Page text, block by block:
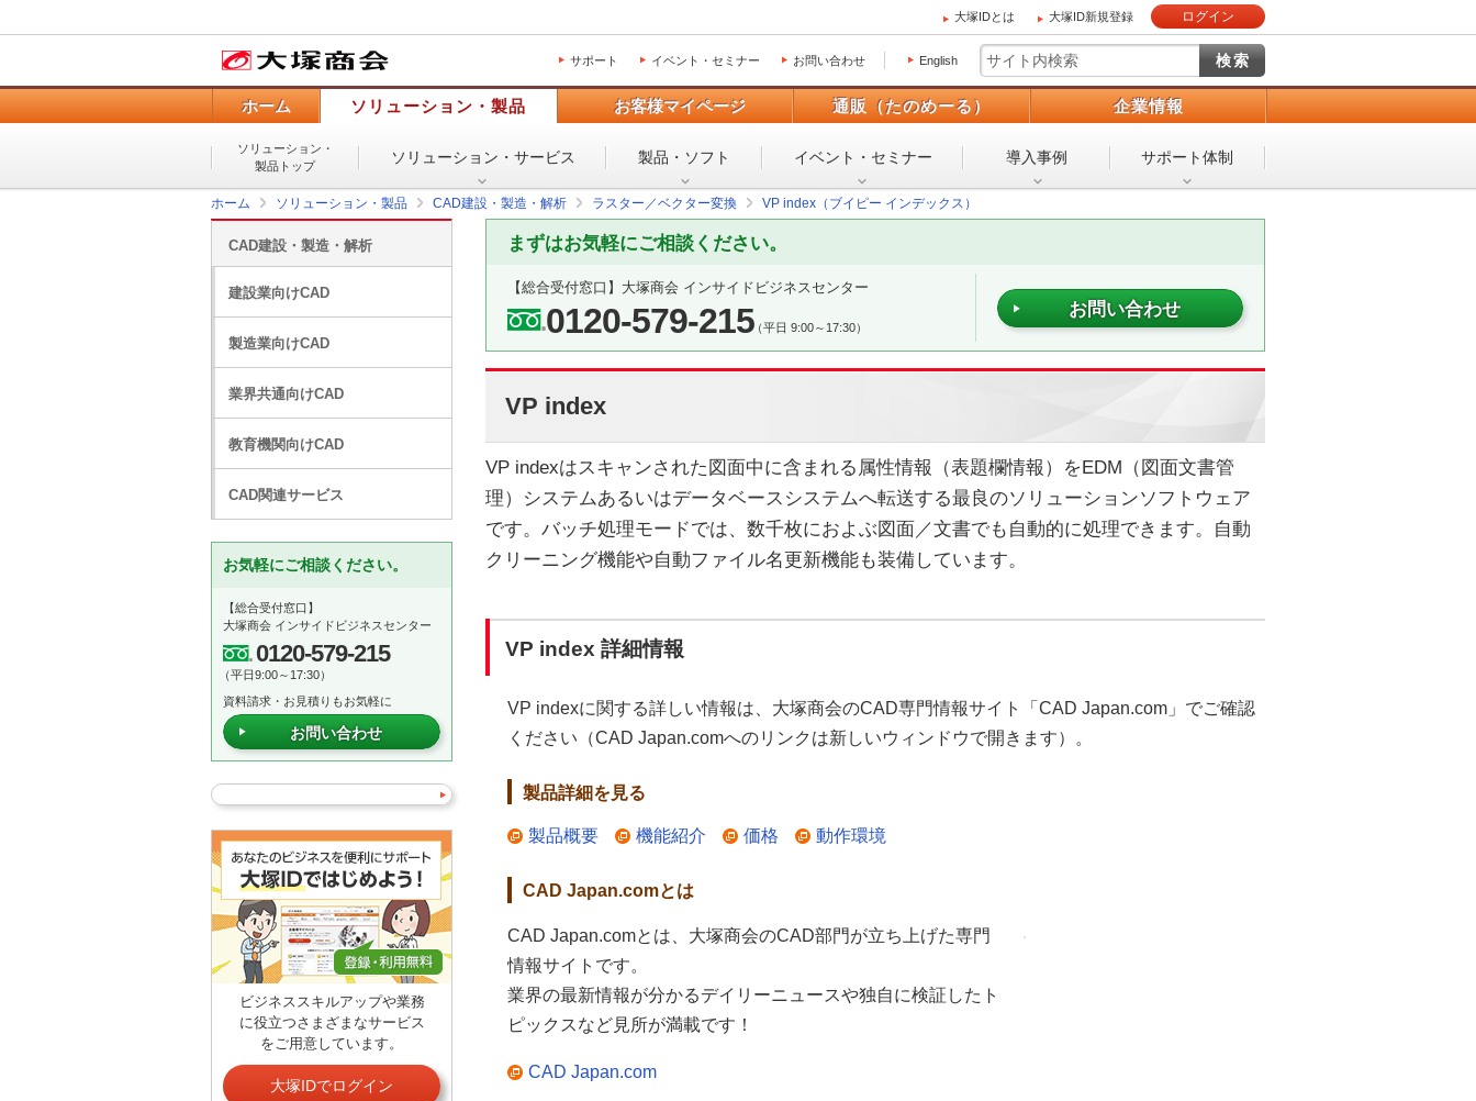
大塚IDとは 大塚ID新規登録 ログイン
サポート イベント・セミナー お問い合わせ English
ホーム ソリューション・製品 お客様マイページ 通販（たのめーる） 企業情報
ソリューション・
製品トップ
ソリューション・ サービス 製品・ソフト イベント・ セミナー 導入事例 サポート体制
ホーム ソリューション・製品 CAD建設・製造・解析 ラスター／ベクター変換 VP index（ブイピー インデックス）
まずはお気軽にご相談ください。
【総合受付窓口】 大塚商会 インサイドビジネスセンター
0120-579-215（平日 9:00～17:30）
お問い合わせ
VP index
VP indexはスキャンされた図面中に含まれる属性情報（表題欄情報）をEDM（図面文書管
理）システムあるいはデータベースシステムへ転送する最良のソリューションソフトウェア
です。バッチ処理モードでは、数千枚におよぶ図面／文書でも自動的に処理できます。自動
クリーニング機能や自動ファイル名更新機能も装備しています。
VP index 詳細情報
VP indexに関する詳しい情報は、大塚商会のCAD専門情報サイト「CAD Japan.com」でご確認
ください（CAD Japan.comへのリンクは新しいウィンドウで開きます）。
製品詳細を見る
製品概要 機能紹介 価格 動作環境
CAD Japan.comとは
CAD Japan.comとは、大塚商会のCAD部門が立ち上げた専門
情報サイトです。
業界の最新情報が分かるデイリーニュースや独自に検証したト
ピックスなど見所が満載です！
CAD Japan.com
CAD建設・製造・解析
建設業向けCAD
製造業向けCAD
業界共通向けCAD
教育機関向けCAD
CAD関連サービス
お気軽にご相談ください。
【総合受付窓口】
大塚商会 インサイドビジネスセンター
0120-579-215
（平日9:00～17:30）
資料請求・お見積りもお気軽に
お問い合わせ
ビジネススキルアップや業務
に役立つさまざまなサービス
をご用意しています。
大塚IDでログイン